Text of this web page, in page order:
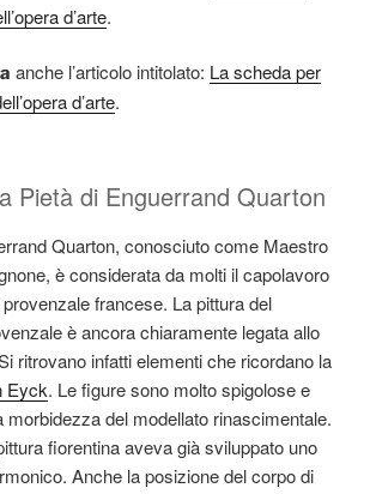
d’arte.
anche l’articolo intitolato: La scheda per
d’arte.
Pietà di Enguerrand Quarton
Quarton, conosciuto come Maestro
è considerata da molti il capolavoro
francese. La pittura del
è ancora chiaramente legata allo
ritrovano infatti elementi che ricordano la
Eyck. Le figure sono molto spigolose e
morbidezza del modellato rinascimentale.
fiorentina aveva già sviluppato uno
Anche la posizione del corpo di